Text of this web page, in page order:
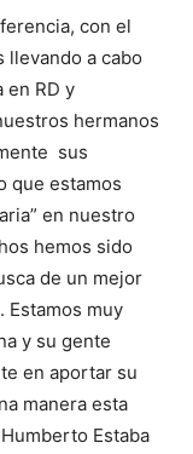
con el
llevando a cabo
en RD y
hermanos
sus
que estamos
en nuestro
hemos sido
de un mejor
Estamos muy
y su gente
en aportar su
manera esta
Estaba